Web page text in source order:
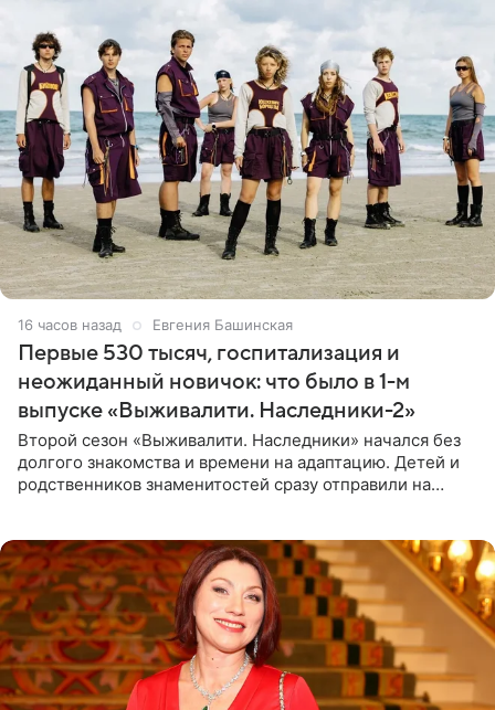
16 часов назад Евгения Башинская
Первые 530 тысяч, госпитализация и
неожиданный новичок: что было в 1-м
выпуске «Выживалити. Наследники-2»
Второй сезон «Выживалити. Наследники» начался без
долгого знакомства и времени на адаптацию. Детей и
родственников знаменитостей сразу отправили на